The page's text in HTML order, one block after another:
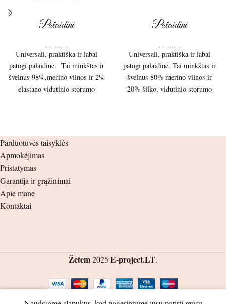
Palaidinė
16,00 €
Universali, praktiška ir labai
patogi palaidinė. Tai minkštas ir
švelnus 98%,merino vilnos ir 2%
elastano vidutinio storumo
Palaidinės plotis po pažastėlėmis
Rankovės ilgis nuo peties siūlės –
Palaidinė
16,00 €
Universali, praktiška ir labai
patogi palaidinė. Tai minkštas ir
švelnus 80% merino vilnos ir
20% šilko, vidutinio storumo
Parduotuvės taisyklės
Apmokėjimas
Pristatymas
Garantija ir grąžinimai
Apie mane
Kontaktai
Žetem2025 E-project.LT.